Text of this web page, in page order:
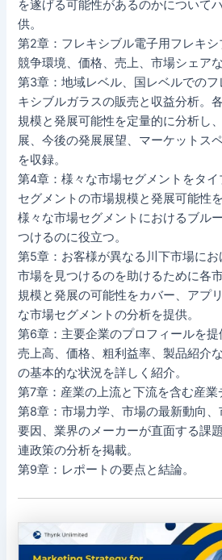
を遂げる可能性があるのかについて
供。
第2章：フレキシブル電子用フレキ
競争環境、価格、売上、市場シェア
第3章：地域レベル、国レベルでの
キシブルガラスの販売と収益分析。
規模と発展可能性を定量的に分析し
展、今後の発展展望、マーケットス
を収録。
第4章：様々な市場セグメントをタ
セグメントの市場規模と発展可能性
様々な市場セグメントにおけるブル
つけるのに役立つ。
第5章：お客様が異なる川下市場に
市場を見つけるのを助けるために各
規模と発展の可能性をカバー、アプ
な市場セグメントの分析を提供。
第6章：主要企業のプロフィールを提
売上高、価格、粗利益率、製品紹介
の基本的な状況を詳しく紹介。
第7章：産業の上流と下流を含む産業
第8章：市場力学、市場の最新動向
要因、業界のメーカーが直面する課
連政策の分析を掲載。
第9章：レポートの要点と結論。